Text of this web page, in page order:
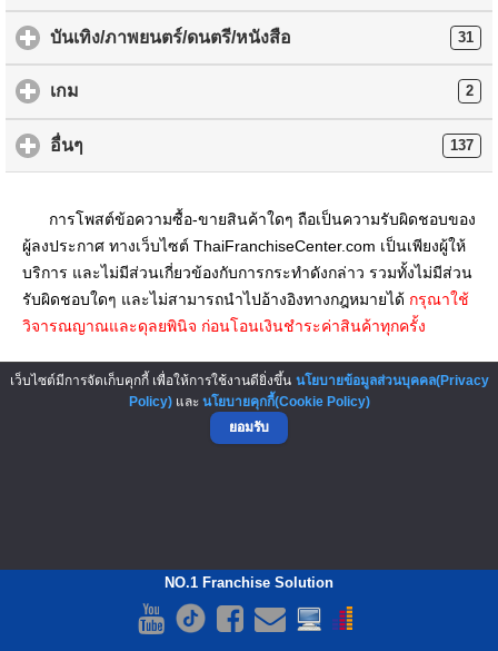
บันเทิง/ภาพยนตร์/ดนตรี/หนังสือ 31
เกม 2
อื่นๆ 137
การโพสต์ข้อความซื้อ-ขายสินค้าใดๆ ถือเป็นความรับผิดชอบของ
ผู้ลงประกาศ ทางเว็บไซต์ ThaiFranchiseCenter.com เป็นเพียงผู้ให้
บริการ และไม่มีส่วนเกี่ยวข้องกับการกระทำดังกล่าว รวมทั้งไม่มีส่วน
รับผิดชอบใดๆ และไม่สามารถนำไปอ้างอิงทางกฎหมายได้ กรุณาใช้
วิจารณญาณและดุลยพินิจ ก่อนโอนเงินชำระค่าสินค้าทุกครั้ง
▲ GO TO TOP
NO.1 Franchise Solution
เว็บไซต์มีการจัดเก็บคุกกี้ เพื่อให้การใช้งานดียิ่งขึ้น นโยบายข้อมูลส่วนบุคคล(Privacy
Policy)และ นโยบายคุกกี้(Cookie Policy)
ยอมรับ